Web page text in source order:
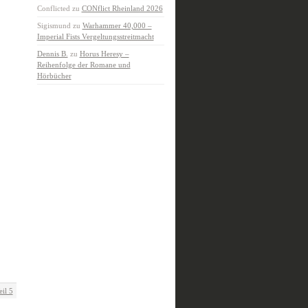
5
Conflicted zu CONflict Rheinland 2026
Sigismund zu Warhammer 40,000 –
Imperial Fists Vergeltungsstreitmacht
Dennis B. zu Horus Heresy –
Reihenfolge der Romane und
Hörbücher